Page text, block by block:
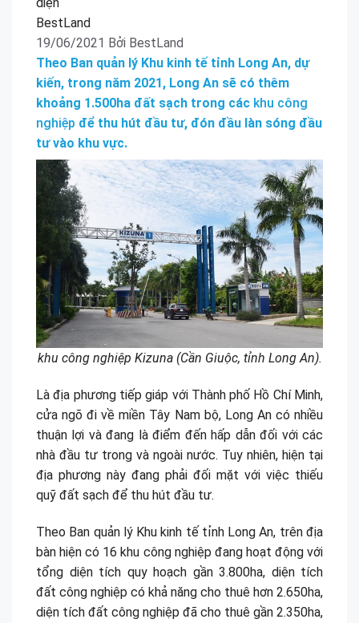
19/06/2021 Bởi BestLand
Theo Ban quản lý Khu kinh tế tỉnh Long An, dự
kiến, trong năm 2021, Long An sẽ có thêm
khoảng 1.500ha đất sạch trong các khu công
nghiệp để thu hút đầu tư, đón đầu làn sóng đầu
tư vào khu vực.
khu công nghiệp Kizuna (Cần Giuộc, tỉnh Long An).
Là địa phương tiếp giáp với Thành phố Hồ Chí Minh,
cửa ngõ đi về miền Tây Nam bộ, Long An có nhiều
thuận lợi và đang là điểm đến hấp dẫn đối với các
nhà đầu tư trong và ngoài nước. Tuy nhiên, hiện tại
địa phương này đang phải đối mặt với việc thiếu
quỹ đất sạch để thu hút đầu tư.
Theo Ban quản lý Khu kinh tế tỉnh Long An, trên địa
bàn hiện có 16 khu công nghiệp đang hoạt động với
tổng diện tích quy hoạch gần 3.800ha, diện tích
đất công nghiệp có khả năng cho thuê hơn 2.650ha,
diện tích đất công nghiệp đã cho thuê gần 2.350ha,